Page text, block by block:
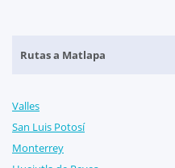
Rutas a Matlapa
Valles
San Luis Potosí
Monterrey